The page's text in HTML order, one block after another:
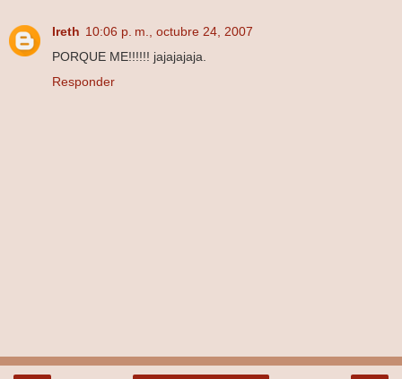
Ireth 10:06 p. m., octubre 24, 2007
PORQUE ME!!!!!! jajajajaja.
Responder